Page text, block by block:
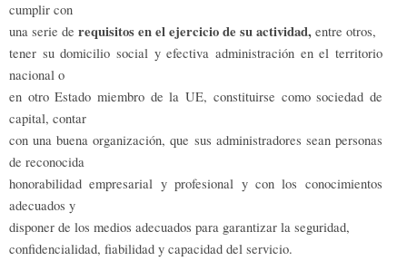
cumplir con
una serie de requisitos en el ejercicio de su actividad, entre otros,
tener su domicilio social y efectiva administración en el territorio
nacional o
en otro Estado miembro de la UE, constituirse como sociedad de
capital, contar
con una buena organización, que sus administradores sean personas
de reconocida
honorabilidad empresarial y profesional y con los conocimientos
adecuados y
disponer de los medios adecuados para garantizar la seguridad,
confidencialidad, fiabilidad y capacidad del servicio.